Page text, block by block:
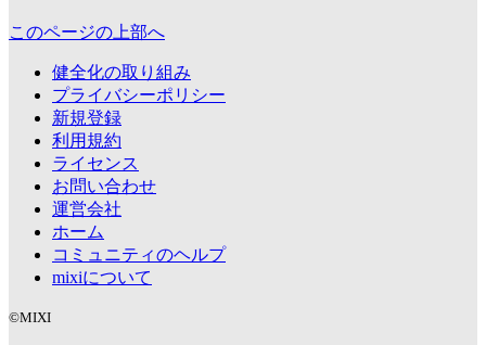
このページの上部へ
健全化の取り組み
プライバシーポリシー
新規登録
利用規約
ライセンス
お問い合わせ
運営会社
ホーム
コミュニティのヘルプ
mixiについて
©MIXI